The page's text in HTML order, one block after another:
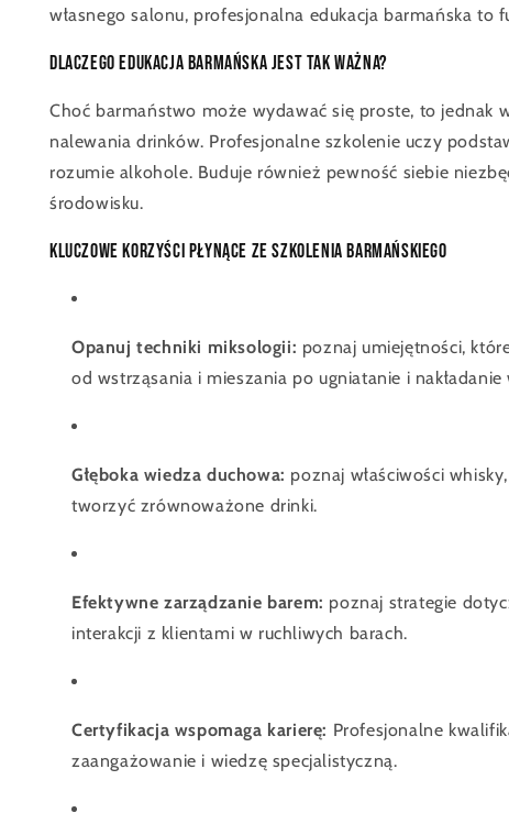
własnego salonu, profesjonalna edukacja barmańska to
Dlaczego edukacja barmańska jest tak ważna?
Choć barmaństwo może wydawać się proste, to jednak
nalewania drinków. Profesjonalne szkolenie uczy
rozumie alkohole. Buduje również pewność siebie
środowisku.
Kluczowe korzyści płynące ze szkolenia barmańskiego
Opanuj techniki miksologii: poznaj umiejętności,
od wstrząsania i mieszania po ugniatanie i nakładanie
Głęboka wiedza duchowa: poznaj właściwości
tworzyć zrównoważone drinki.
Efektywne zarządzanie barem: poznaj strategie
interakcji z klientami w ruchliwych barach.
Certyfikacja wspomaga karierę: Profesjonalne
zaangażowanie i wiedzę specjalistyczną.